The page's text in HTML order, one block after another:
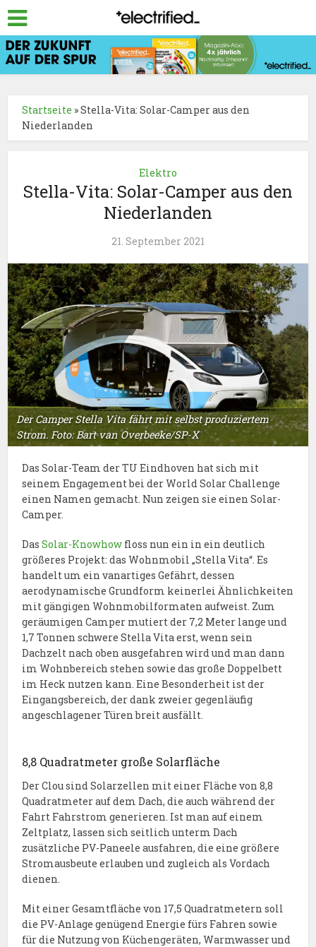
Startseite »Stella-Vita: Solar-Camper aus den
Niederlanden
Elektro
Stella-Vita: Solar-Camper aus den
Niederlanden
21. September 2021
Der Camper Stella Vita fährt mit selbst produziertem
Strom. Foto: Bart van Overbeeke/SP-X
Das Solar-Team der TU Eindhoven hat sich mit
seinem Engagement bei der World Solar Challenge
einen Namen gemacht. Nun zeigen sie einen Solar-
Camper.
DasSolar-Knowhow floss nun ein in ein deutlich
größeres Projekt: das Wohnmobil „Stella Vita“. Es
handelt um ein vanartiges Gefährt, dessen
aerodynamische Grundform keinerlei Ähnlichkeiten
mit gängigen Wohnmobilformaten aufweist. Zum
geräumigen Camper mutiert der 7,2 Meter lange und
1,7 Tonnen schwere Stella Vita erst, wenn sein
Dachzelt nach oben ausgefahren wird und man dann
im Wohnbereich stehen sowie das große Doppelbett
im Heck nutzen kann. Eine Besonderheit ist der
Eingangsbereich, der dank zweier gegenläufig
angeschlagener Türen breit ausfällt.
8,8 Quadratmeter große Solarfläche
Der Clou sind Solarzellen mit einer Fläche von 8,8
Quadratmeter auf dem Dach, die auch während der
Fahrt Fahrstrom generieren. Ist man auf einem
Zeltplatz, lassen sich seitlich unterm Dach
zusätzliche PV-Paneele ausfahren, die eine größere
Stromausbeute erlauben und zugleich als Vordach
dienen.
Mit einer Gesamtfläche von 17,5 Quadratmetern soll
die PV-Anlage genügend Energie fürs Fahren sowie
für die Nutzung von Küchengeräten, Warmwasser und